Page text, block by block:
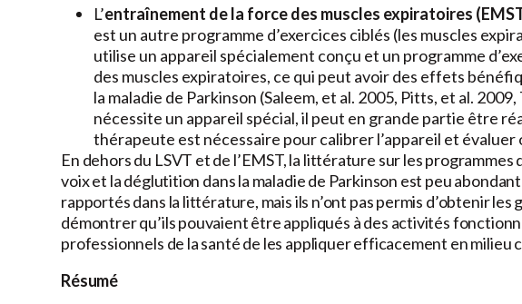
L’entraînement de la force des muscles expiratoires
est un autre programme d’exercices ciblés (les muscles
utilise un appareil spécialement conçu et un programme
des muscles expiratoires, ce qui peut avoir des effets
la maladie de Parkinson (Saleem, et al. 2005, Pitts, et al.
nécessite un appareil spécial, il peut en grande partie être
thérapeute est nécessaire pour calibrer l’appareil et
En dehors du LSVT et de l’EMST, la littérature sur les
voix et la déglutition dans la maladie de Parkinson est peu
rapportés dans la littérature, mais ils n’ont pas permis d’obtenir les
démontrer qu’ils pouvaient être appliqués à des activités
professionnels de la santé de les appliquer efficacement en milieu
Résumé